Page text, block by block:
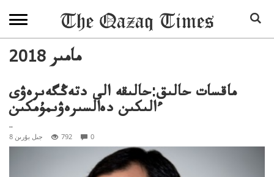
2018 مامىر
ماقسات حالىق:حالىقە الى دتەڭگەىرەۋى
ءالىكىن دەالسىرەۋىمۇمكىن
..
8 جىل بۇرىن 792 0